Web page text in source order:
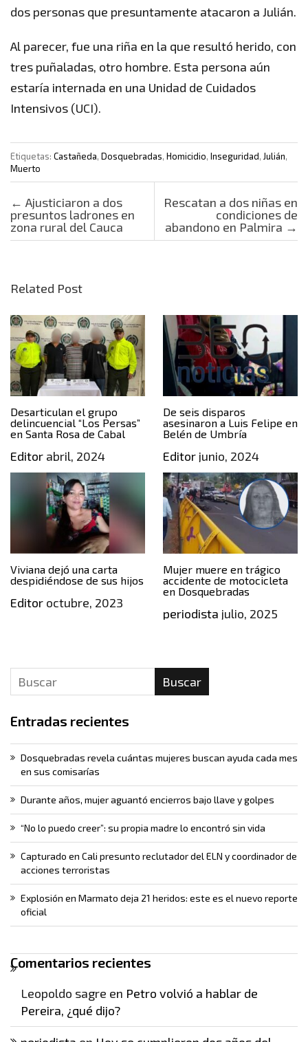
dos personas que presuntamente atacaron a Julián.
Al parecer, fue una riña en la que resultó herido, con
tres puñaladas, otro hombre. Esta persona aún
estaría internada en una Unidad de Cuidados
Intensivos (UCI).
Etiquetas: Castañeda, Dosquebradas, Homicidio, Inseguridad, Julián,
Muerto
Post navigation
← Ajusticiaron a dos
presuntos ladrones en
zona rural del Cauca
Rescatan a dos niñas en
condiciones de
abandono en Palmira →
Related Post
Desarticulan el grupo
delincuencial “Los Persas”
en Santa Rosa de Cabal
Editor abril, 2024
De seis disparos
asesinaron a Luis Felipe en
Belén de Umbría
Editorjunio, 2024
Viviana dejó una carta
despidiéndose de sus hijos
Editor octubre, 2023
Mujer muere en trágico
accidente de motocicleta
en Dosquebradas
periodista julio, 2025
Buscar
Entradas recientes
Dosquebradas revela cuántas mujeres buscan ayuda cada mes
en sus comisarías
Durante años, mujer aguantó encierros bajo llave y golpes
“No lo puedo creer”: su propia madre lo encontró sin vida
Capturado en Cali presunto reclutador del ELN y coordinador de
acciones terroristas
Explosión en Marmato deja 21 heridos: este es el nuevo reporte
oficial
Comentarios recientes
Leopoldo sagre en Petro volvió a hablar de
Pereira, ¿qué dijo?